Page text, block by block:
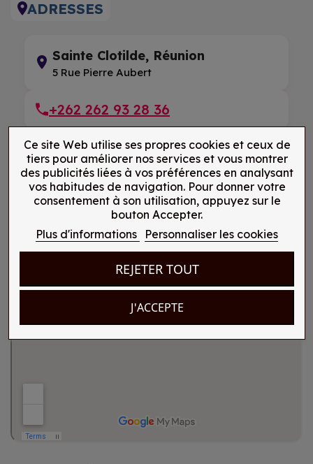
ADRESSES
Sainte Clotilde, Réunion
5 Rue Pierre Aubert
+262 262 93 28 36
Ce site Web utilise ses propres cookies et ceux de
tiers pour améliorer nos services et vous montrer
des publicités liées à vos préférences en analysant
vos habitudes de navigation. Pour donner votre
consentement à son utilisation, appuyez sur le
bouton Accepter.
Plus d'informations
Personnaliser les cookies
REJETER TOUT
J'ACCEPTE